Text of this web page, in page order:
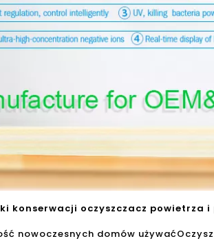
konserwacji oczyszczacz powietrza
nowoczesnych domów używać